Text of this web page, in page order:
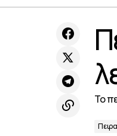
της Δημοτικής Αρχής
οικογένεια
Το